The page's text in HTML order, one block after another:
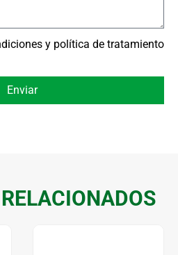
y política de tratamiento
Enviar